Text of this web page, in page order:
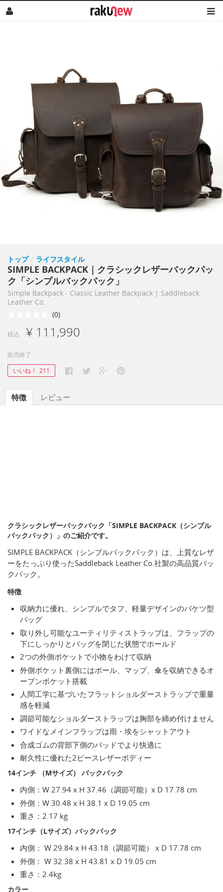
トップ / ライフスタイル
SIMPLE BACKPACK｜クラシックレザーバックパッ
ク「シンプルバックパック」
Simple Backpack - Classic Leather Backpack | Saddleback
Leather Co.
(0)
税込 ¥ 111,990
販売終了
いいね！ 211
特徴 レビュー
クラシックレザーバックパック「SIMPLE BACKPACK（シンプル
バックパック）」のご紹介です。
SIMPLE BACKPACK（シンプルバックパック）は、上質なレザ
ーをたっぷり使ったSaddleback Leather Co.社製の高品質バッ
クパック。
特徴
収納力に優れ、シンプルでタフ、軽量デザインのバケツ型
バッグ
取り外し可能なユーティリティストラップは、フラップの
下にしっかりとバッグを閉じた状態でホールド
2つの外側ポケットで小物をわけて収納
外側ポケット裏側にはポール、マップ、傘を収納できるオ
ープンポケット搭載
人間工学に基づいたフラットショルダーストラップで重量
感を軽減
調節可能なショルダーストラップは胸部を締め付けません
ワイドなメインフラップは雨・埃をシャットアウト
合成ゴムの背部下側のパッドでより快適に
耐久性に優れた2ピースレザーボディー
14インチ （Mサイズ） バックパック
内側：W 27.94 x H 37.46（調節可能）x D 17.78 cm
外側：W 30.48 x H 38.1 x D 19.05 cm
重さ：2.17 kg
17インチ（Lサイズ）バックパック
内側： W 29.84 x H 43.18（調節可能） x D 17.78 cm
外側： W 32.38 x H 43.81 x D 19.05 cm
重さ：2.4kg
カラー